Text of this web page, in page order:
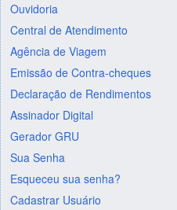
Ouvidoria
Central de Atendimento
Agência de Viagem
Emissão de Contra-cheques
Declaração de Rendimentos
Assinador Digital
Gerador GRU
Sua Senha
Esqueceu sua senha?
Cadastrar Usuário